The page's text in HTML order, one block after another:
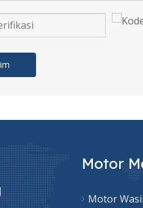
Motor
Motor